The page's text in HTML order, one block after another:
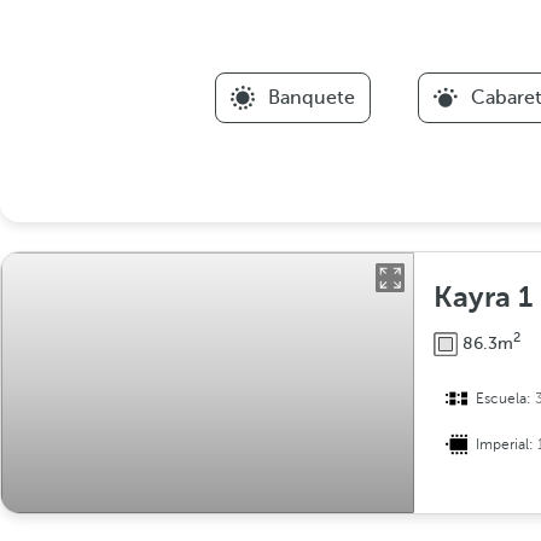
Banquete Cabaret
Kayra 1
86.3m2
Escuela:
Imperial: